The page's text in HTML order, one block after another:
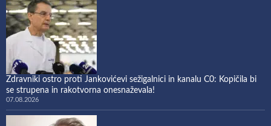
Zdravniki ostro proti Jankovićevi sežigalnici in kanalu C0: Kopičila bi
se strupena in rakotvorna onesnaževala!
07.08.2026